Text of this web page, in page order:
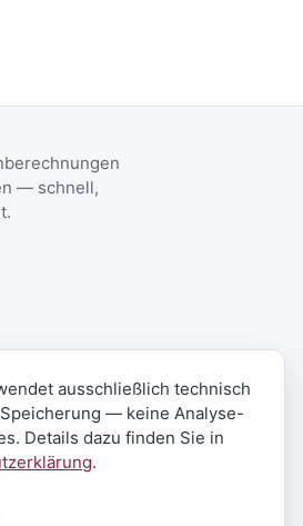
— schnell,
78 699-84
ausschließlich technisch
— keine Analyse-
Details dazu finden Sie in
.